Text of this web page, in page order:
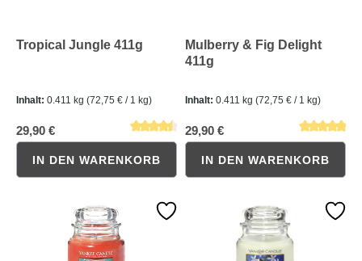
Durchschnittliche Bewertung von 5 von 5 SternenDurchschnittliche Bewertung
Tropical Jungle 411g
Inhalt: 0.411 kg (72,75 € / 1 kg)
29,90 €
IN DEN WARENKORB
Mulberry & Fig Delight
411g
Inhalt: 0.411 kg (72,75 € / 1 kg)
29,90 €
IN DEN WARENKORB